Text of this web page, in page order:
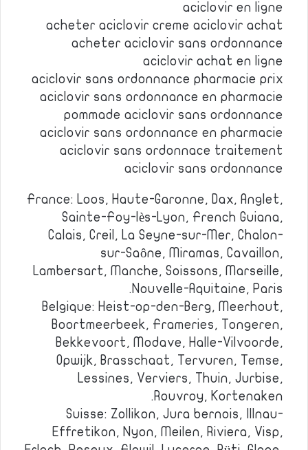
aciclovir en ligne
acheter aciclovir creme aciclovir achat
acheter aciclovir sans ordonnance
aciclovir achat en ligne
aciclovir sans ordonnance pharmacie prix
aciclovir sans ordonnance en pharmacie
pommade aciclovir sans ordonnance
aciclovir sans ordonnance en pharmacie
aciclovir sans ordonnace traitement
aciclovir sans ordonnance
France: Loos, Haute-Garonne, Dax, Anglet,
Sainte-Foy-lès-Lyon, French Guiana,
Calais, Creil, La Seyne-sur-Mer, Chalon-
sur-Saône, Miramas, Cavaillon,
Lambersart, Manche, Soissons, Marseille,
Nouvelle-Aquitaine, Paris.
Belgique: Heist-op-den-Berg, Meerhout,
Boortmeerbeek, Frameries, Tongeren,
Bekkevoort, Modave, Halle-Vilvoorde,
Opwijk, Brasschaat, Tervuren, Temse,
Lessines, Verviers, Thuin, Jurbise,
Rouvroy, Kortenaken.
Suisse: Zollikon, Jura bernois, Illnau-
Effretikon, Nyon, Meilen, Riviera, Visp,